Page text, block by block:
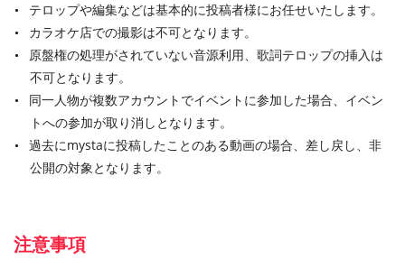
テロップや編集などは基本的に投稿者様にお任せいたします。
カラオケ店での撮影は不可となります。
原盤権の処理がされていない音源利用、歌詞テロップの挿入は
不可となります。
同一人物が複数アカウントでイベントに参加した場合、イベン
トへの参加が取り消しとなります。
過去にmystaに投稿したことのある動画の場合、差し戻し、非
公開の対象となります。
注意事項